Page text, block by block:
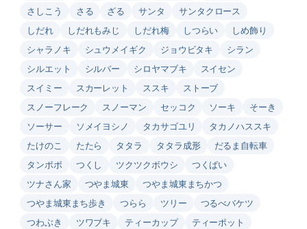
さしこう
さる ざる サンタ
サンタクロース
しだれ
しだれもみじ しだれ梅 しつらい
しめ飾り
シャラノキ
シュウメイギク ジョウビタキ
シラン
シルエット
シルバー シロヤマブキ
スイセン
スイミー
スカーレット ススキ
ストーブ
スノーフレーク
スノーマン セッコク ソーキ
そーき
ソーサー
ソメイヨシノ タカサゴユリ
タカノハススキ
たけのこ
たたら タタラ タタラ成形
だるま自転車
タンポポ
つくし ツクツクボウシ
つくばい
ツナさん家
つやま城東
つやま城東まちかつ
つやま城東まち歩き
つらら ツリー
つるべバケツ
つわぶき
ツワブキ ティーカップ
ティーポット